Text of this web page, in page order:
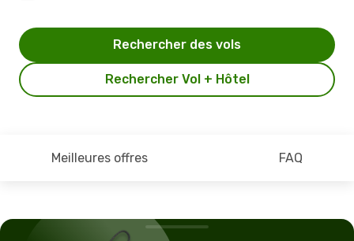
Rechercher Vol + Hôtel
Rechercher des vols
Meilleures offres FAQ